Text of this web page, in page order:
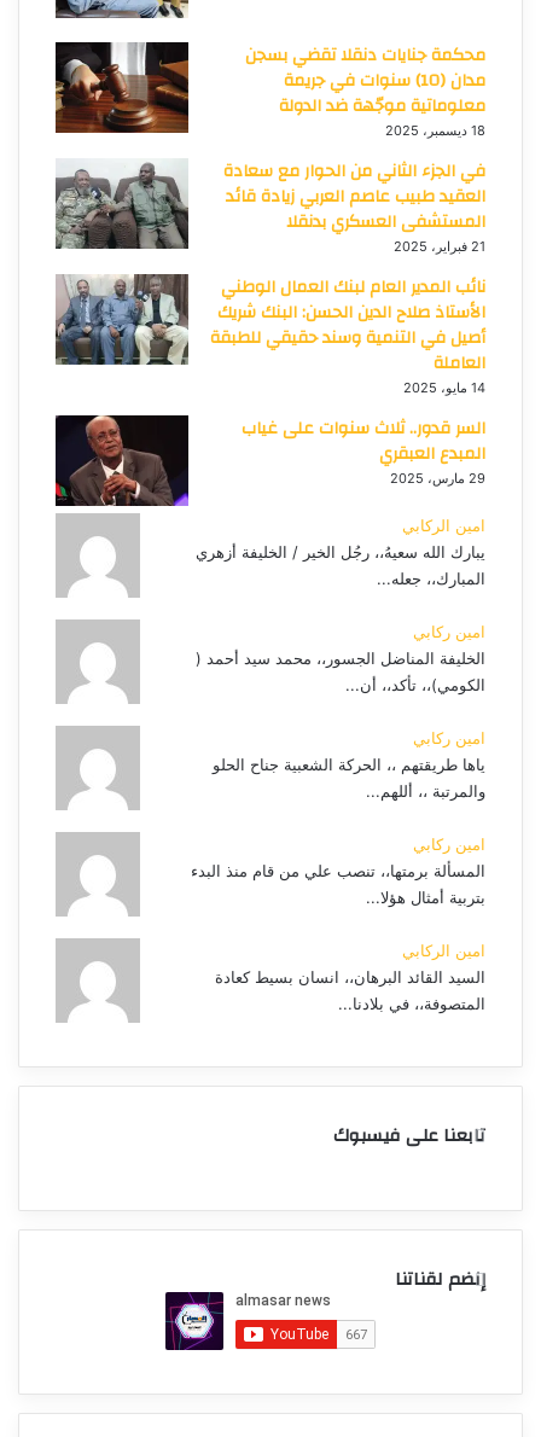
محكمة جنايات دنقلا تقضي بسجن
مدان (10) سنوات في جريمة
معلوماتية موجّهة ضد الدولة
18 ديسمبر، 2025
في الجزء الثاني من الحوار مع سعادة
العقيد طبيب عاصم العربي زيادة قائد
المستشفى العسكري بدنقلا
21 فبراير، 2025
نائب المدير العام لبنك العمال الوطني
الأستاذ صلاح الدين الحسن: البنك شريك
أصيل في التنمية وسند حقيقي للطبقة
العاملة
14 مايو، 2025
السر قدور.. ثلاث سنوات على غياب
المبدع العبقري
29 مارس، 2025
امين الركابي
يبارك الله سعيهُ،، رجُل الخير / الخليفة أزهري
المبارك،، جعله...
امين ركابي
الخليفة المناضل الجسور،، محمد سيد أحمد (
الكومي)،، تأكد،، أن...
امين ركابي
ياها طريقتهم ،، الحركة الشعبية جناح الحلو
والمرتبة ،، أللهم...
امين ركابي
المسألة برمتها،، تنصب علي من قام منذ البدء
بتربية أمثال هؤلا...
امين الركابي
السيد القائد البرهان،، انسان بسيط كعادة
المتصوفة،، في بلادنا...
تابعنا على فيسبوك
إنضم لقناتنا